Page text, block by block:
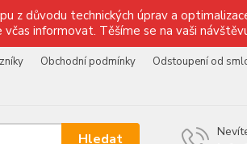
z důvodu technických úprav a
informovat. Těšíme se na vaši
Obchodní podmínky
Odstoupení od
Hledat